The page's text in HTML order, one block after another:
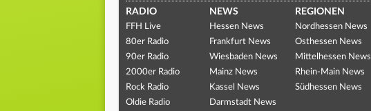
RADIO
FFH Live
80er Radio
90er Radio
2000er Radio
Rock Radio
Oldie Radio
NEWS
Hessen News
Frankfurt News
Wiesbaden News
Mainz News
Kassel News
Darmstadt News
REGIONEN
Nordhessen News
Osthessen News
Mittelhessen News
Rhein-Main News
Südhessen News